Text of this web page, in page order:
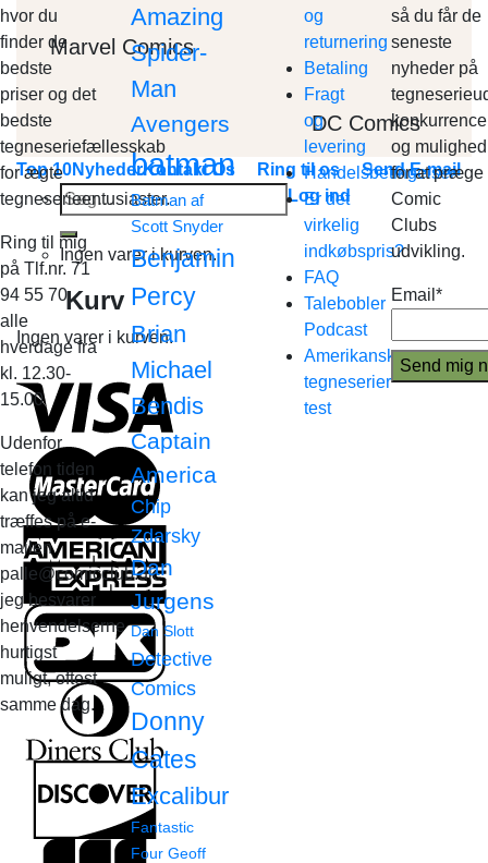
Marvel Comics
DC Comics
Top 10NyhederKontakt Os Ring til os
Send E-mail
Søg
efter:
Log ind
Ingen varer i kurven.
Kurv
Ingen varer i kurven.
hvor du
finder de
bedste
priser og det
bedste
tegneseriefællesskab
for ægte
tegneserieentusiaster.
Ring til mig
på Tlf.nr. 71
94 55 70
alle
hverdage fra
kl. 12.30-
15.00
Udenfor
telefon tiden
kan jeg altid
træffes på e-
mailen
palle@comicclub.dk
jeg besvarer
henvendelserne
hurtigst
muligt, oftest
samme dag.
Amazing
Spider-
Man
Avengers
batman
Batman af
Scott Snyder
Benjamin
Percy
Brian
Michael
Bendis
Captain
America
Chip
Zdarsky
Dan
Jurgens
Dan Slott
Detective
Comics
Donny
Cates
Excalibur
Fantastic
Four Geoff
og
returnering
Betaling
Fragt
og
levering
Handelsbetingelser
Er det
virkelig
indkøbspris?
FAQ
Talebobler
Podcast
Amerikanske
tegneserier
test
så du får de
seneste
nyheder på
og mulighed
for at præge
Comic
Clubs
udvikling.
Email*